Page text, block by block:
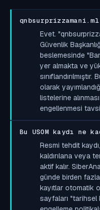
Evet.
Güvenlik
beslemesinde
yer almakta ve
olarak
listelerine
engellenmesi
Bu USOM kaydı
Resmi tehdit
kaldırılana veya
aktif kalır.
günde birden
kayıtlar otomatik
sayfaları "tarihsel